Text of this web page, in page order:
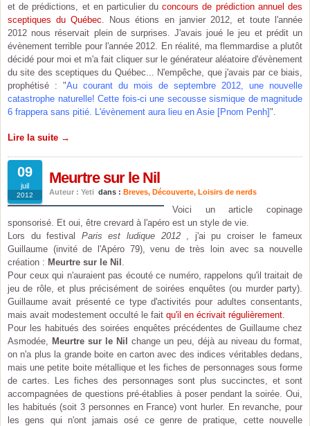
et de prédictions, et en particulier duconcours de prédiction annuel des
sceptiques du Québec.
Nous étions en janvier 2012, et toute l'année
2012 nous réservait plein de surprises. J'avais joué le jeu et prédit un
évènement terrible pour l'année 2012. En réalité, ma flemmardise a plutôt
décidé pour moi et m'a fait cliquer sur le générateur aléatoire d'évènement
du site des sceptiques du Québec... N'empêche, que j'avais par ce biais,
prophétisé : "Au courant du mois de septembre 2012, une nouvelle
catastrophe naturelle! Cette fois-ci une secousse sismique de magnitude
6 frappera sans pitié. L'évènement aura lieu en Asie [Pnom Penh]".
Lire la suite →
09
juil
2012
Meurtre sur le Nil
Auteur : Yeti dans : Breves, Découverte, Loisirs de nerds
Voici un article copinage
sponsorisé. Et oui, être crevard à l'apéro est un style de vie.
Lors du festival Paris est ludique 2012, j'ai pu croiser le fameux
Guillaume (invité de l'Apéro 79), venu de très loin avec sa nouvelle
création : Meurtre sur le Nil .
Pour ceux qui n'auraient pas écouté ce numéro, rappelons qu'il traitait de
jeu de rôle, et plus précisément de soirées enquêtes (ou murder party).
Guillaume avait présenté ce type d'activités pour adultes consentants,
mais avait modestement occulté le fait qu'il en écrivait régulièrement.
Pour les habitués des soirées enquêtes précédentes de Guillaume chez
Asmodée, Meurtre sur le Nil
change un peu, déjà au niveau du format,
on n'a plus la grande boite en carton avec des indices véritables dedans,
mais une petite boite métallique et les fiches de personnages sous forme
de cartes. Les fiches des personnages sont plus succinctes, et sont
accompagnées de questions pré-établies à poser pendant la soirée. Oui,
les habitués (soit 3 personnes en France) vont hurler. En revanche, pour
les gens qui n'ont jamais osé ce genre de pratique, cette nouvelle